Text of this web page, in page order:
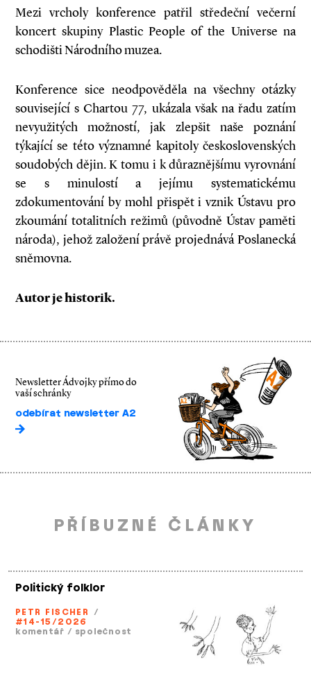
Mezi vrcholy konference patřil středeční večerní
koncert skupiny Plastic People of the Universe na
schodišti Národního muzea.
Konference sice neodpověděla na všechny otázky
související s Chartou 77, ukázala však na řadu zatím
nevyužitých možností, jak zlepšit naše poznání
týkající se této významné kapitoly československých
soudobých dějin. K tomu i k důraznějšímu vyrovnání
se s minulostí a jejímu systematickému
zdokumentování by mohl přispět i vznik Ústavu pro
zkoumání totalitních režimů (původně Ústav paměti
národa), jehož založení právě projednává Poslanecká
sněmovna.
Autor je historik.
Newsletter Ádvojky přímo do
vaší schránky
odebírat newsletter A2
PŘÍBUZNÉ ČLÁNKY
Politický folklor
PETR FISCHER /
#14-15/2026
komentář / společnost